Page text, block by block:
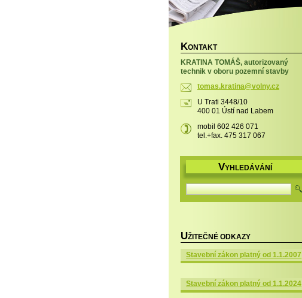
KONTAKT
KRATINA TOMÁŠ, autorizovaný
technik v oboru pozemní stavby
tomas.kratina@vo lny.cz
U Trati 3448/10
400 01 Ústí nad Labem
mobil 602 426 071
tel.+fax. 475 317 067
VYHLEDÁVÁNÍ
UŽITEČNÉ ODKAZY
Stavební zákon platný od 1.1.2007
Stavební zákon platný od 1.1.2024